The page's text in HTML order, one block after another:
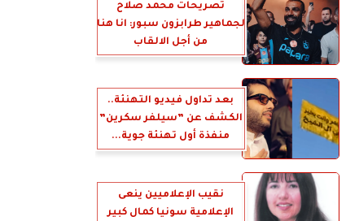
تصريحات محمد صلاح
لجماهير طرابزون سبور: انا هنا
من أجل الالقاب
بعد تداول فيديو التهنئة..
الكشف عن ”سيلفر سكرين”
منفذة أول تهنئة جوية...
نقيب الإعلاميين ينعى
الإعلامية سونيا كمال كبير